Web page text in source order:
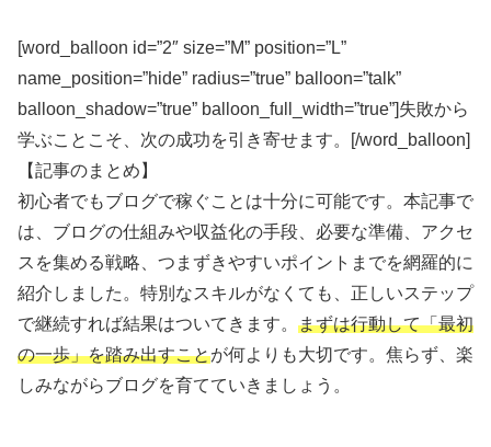
[word_balloon id=”2″ size=”M” position=”L”
name_position=”hide” radius=”true” balloon=”talk”
balloon_shadow=”true” balloon_full_width=”true”]失敗から
学ぶことこそ、次の成功を引き寄せます。[/word_balloon]
【記事のまとめ】
初心者でもブログで稼ぐことは十分に可能です。本記事で
は、ブログの仕組みや収益化の手段、必要な準備、アクセ
スを集める戦略、つまずきやすいポイントまでを網羅的に
紹介しました。特別なスキルがなくても、正しいステップ
で継続すれば結果はついてきます。 まずは行動して「最初
の一歩」を踏み出すことが何よりも大切です。焦らず、楽
しみながらブログを育てていきましょう。